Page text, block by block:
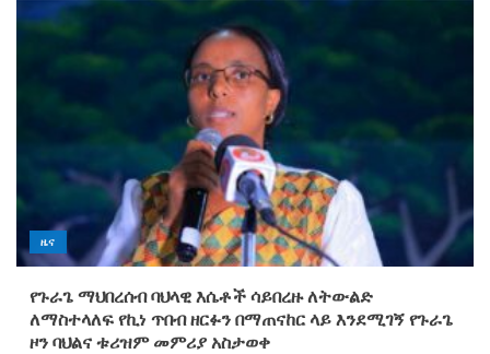
ዜና
የጉራጌ ማህበረሰብ ባህላዊ እሴቶች ሳይበረዙ ለትውልድ
ለማስተላለፍ የኪነ ጥበብ ዘርፉን በማጠናከር ላይ እንደሚገኝ የጉራጌ
ዞን ባህልና ቱሪዝም መምሪያ አስታወቀ